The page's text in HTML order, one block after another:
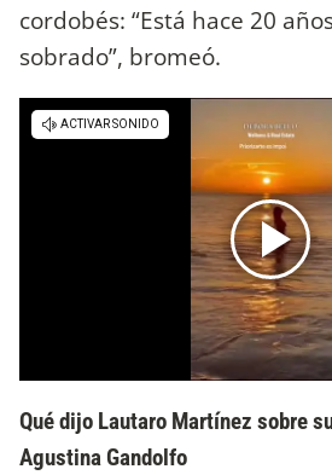
cordobés: “Está hace 20
sobrado”, bromeó.
Qué dijo Lautaro Martínez sobre
Agustina Gandolfo